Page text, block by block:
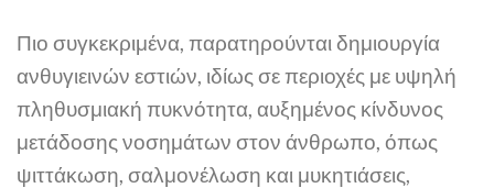
Πιο συγκεκριμένα, παρατηρούνται δημιουργία
ανθυγιεινών εστιών, ιδίως σε περιοχές με υψηλή
πληθυσμιακή πυκνότητα, αυξημένος κίνδυνος
μετάδοσης νοσημάτων στον άνθρωπο, όπως
ψιττάκωση, σαλμονέλωση και μυκητιάσεις,